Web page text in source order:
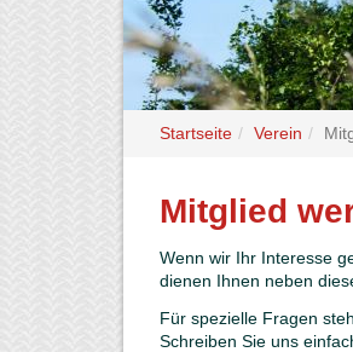
Startseite Verein
Mitglied
Wenn wir Ihr Interesse
dienen Ihnen neben
Für spezielle Fragen
Schreiben Sie uns